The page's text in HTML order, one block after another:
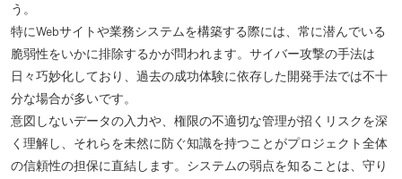
う。
特にWebサイトや業務システムを構築する際には、常に潜んでいる
脆弱性をいかに排除するかが問われます。サイバー攻撃の手法は
日々巧妙化しており、過去の成功体験に依存した開発手法では不十
分な場合が多いです。
意図しないデータの入力や、権限の不適切な管理が招くリスクを深
く理解し、それらを未然に防ぐ知識を持つことがプロジェクト全体
の信頼性の担保に直結します。システムの弱点を知ることは、守り